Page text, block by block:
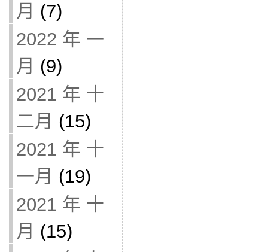
月 (7)
2022 年 一
月 (9)
2021 年 十
二月 (15)
2021 年 十
一月 (19)
2021 年 十
月 (15)